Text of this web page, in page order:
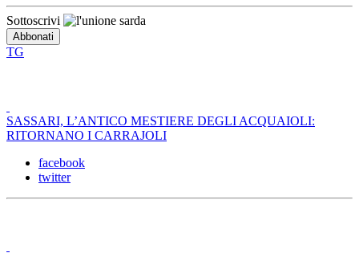
Sottoscrivi
TG
SASSARI, L’ANTICO MESTIERE DEGLI ACQUAIOLI:
RITORNANO I CARRAJOLI
facebook
twitter